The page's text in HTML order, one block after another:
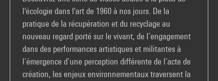
l'écologie dans l'art de 1960 à nos jours. De la
pratique de la récupération et du recyclage au
nouveau regard porté sur le vivant, de l’engagement
dans des performances artistiques et militantes à
l’émergence d’une perception différente de l’acte de
création, les enjeux environnementaux traversent la